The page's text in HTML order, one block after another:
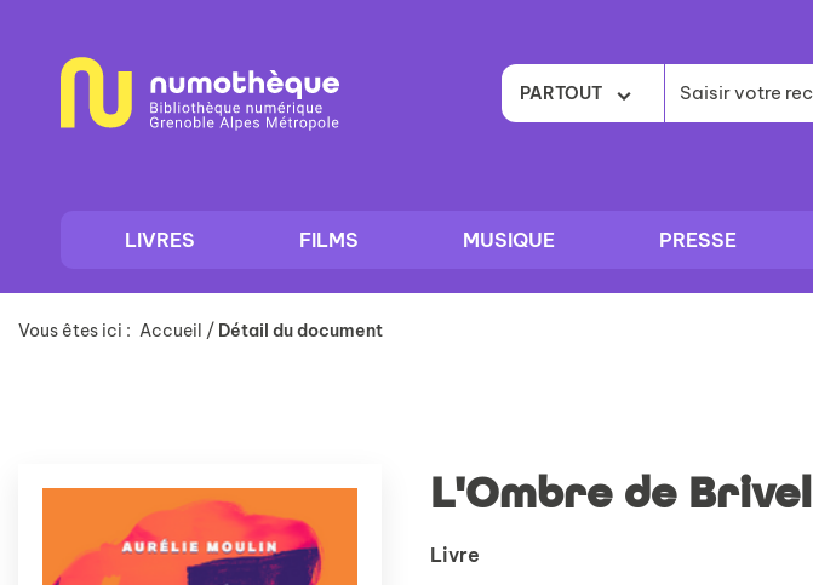
contenu
PARTOUT
LIVRES FILMS MUSIQUE PRESSE
Vous êtes ici : Accueil / Détail du document
L'Ombre de Brivel
Livre